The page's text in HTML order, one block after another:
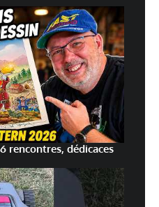
rencontres, dédicaces